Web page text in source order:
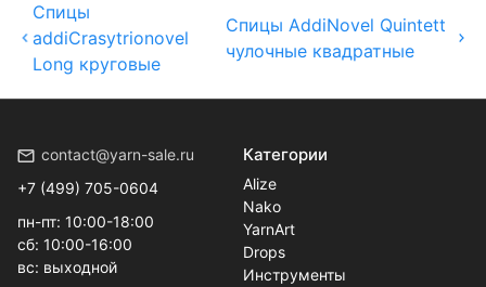
Спицы
addiCrasytrionovel
Long круговые
Спицы АddiNovel Quintett
чулочные квадратные
contact@yarn-sale.ru
+7 (499) 705-0604
пн-пт: 10:00-18:00
сб: 10:00-16:00
вс: выходной
Категории
Alize
Nako
YarnArt
Drops
Инструменты